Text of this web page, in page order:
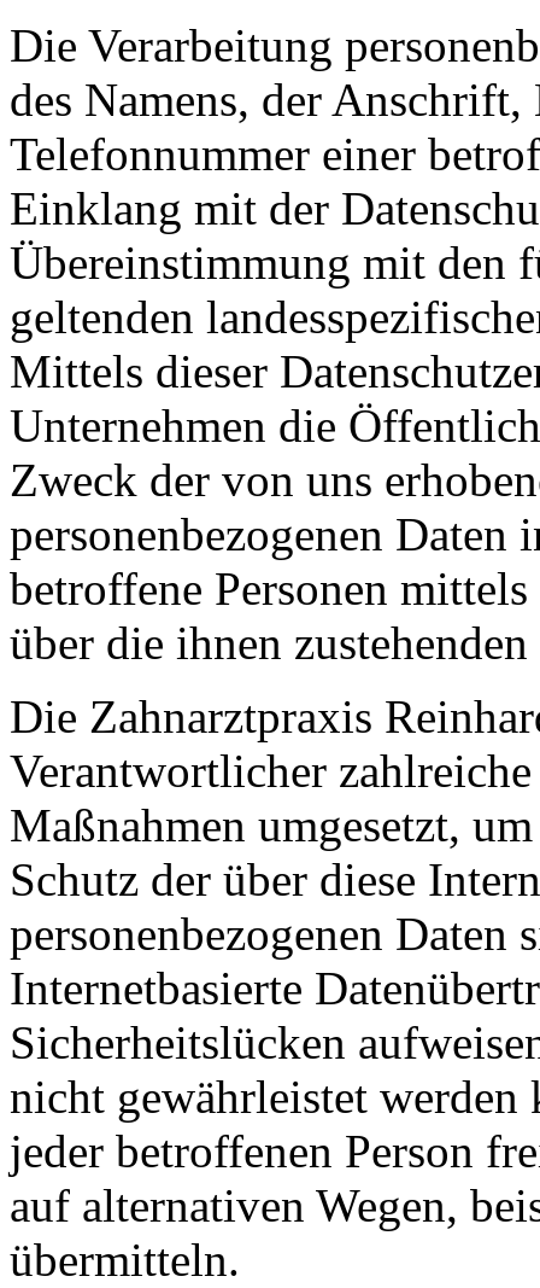
Die Verarbeitung
des Namens, der
Telefonnummer einer
Einklang mit der
Übereinstimmung mit den
geltenden
Mittels dieser
Unternehmen die
Zweck der von uns
personenbezogenen
betroffene Personen
über die ihnen
Die Zahnarztpraxis
Verantwortlicher
Maßnahmen umgesetzt,
Schutz der über diese
personenbezogenen Daten
Internetbasierte
Sicherheitslücken
nicht gewährleistet werden
jeder betroffenen Person
auf alternativen Wegen,
übermitteln.